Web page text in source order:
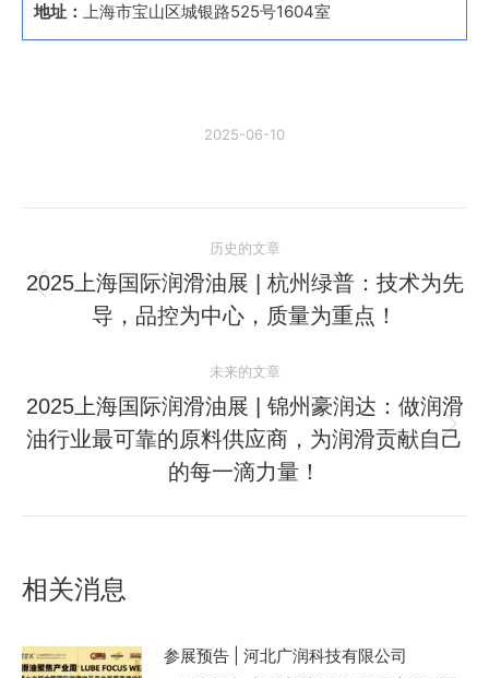
地址： 上海市宝山区城银路525号1604室
2025-06-10
章
历史的文章
历
史
章：
2025上海国际润滑油展 | 杭州绿普：技术为先
导，品控为中心，质量为重点！
未来的文章
未
来
2025上海国际润滑油展 | 锦州豪润达：做润滑
油行业最可靠的原料供应商，为润滑贡献自己
的每一滴力量！
相关消息
参展预告 | 河北广润科技有限公司